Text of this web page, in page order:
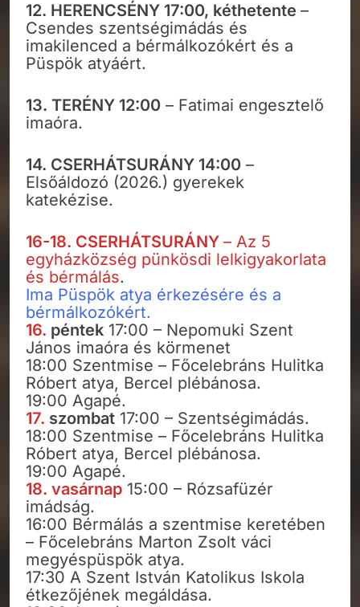
12. HERENCSÉNY 17:00, kéthetente –
Csendes szentségimádás és
imakilenced a bérmálkozókért és a
Püspök atyáért.
13. TERÉNY 12:00 – Fatimai engesztelő
imaóra.
14. CSERHÁTSURÁNY 14:00 –
Elsőáldozó (2026.) gyerekek
katekézise.
16-18. CSERHÁTSURÁNY – Az 5
egyházközség pünkösdi lelkigyakorlata
és bérmálás.
Ima Püspök atya érkezésére és a
bérmálkozókért.
16. péntek 17:00 – Nepomuki Szent
János imaóra és körmenet
18:00 Szentmise – Főcelebráns Hulitka
Róbert atya, Bercel plébánosa.
19:00 Agapé.
17. szombat 17:00 – Szentségimádás.
18:00 Szentmise – Főcelebráns Hulitka
Róbert atya, Bercel plébánosa.
19:00 Agapé.
18. vasárnap 15:00 – Rózsafüzér
imádság.
16:00 Bérmálás a szentmise keretében
– Főcelebráns Marton Zsolt váci
megyéspüspök atya.
17:30 A Szent István Katolikus Iskola
étkezőjének megáldása.